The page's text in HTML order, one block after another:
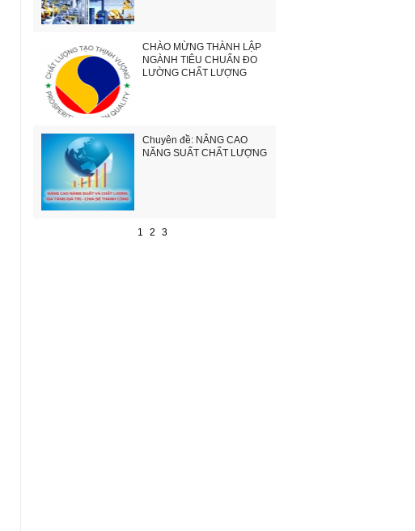
CHÀO MỪNG THÀNH LẬP
NGÀNH TIÊU CHUẨN ĐO
LƯỜNG CHẤT LƯỢNG
Chuyên đề: NÂNG CAO
NĂNG SUẤT CHẤT LƯỢNG
1 2 3